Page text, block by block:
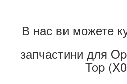
В нас ви можете
запчастини для
Top